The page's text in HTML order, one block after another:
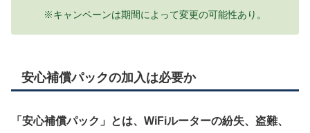
※キャンペーンは期間によって変更の可能性あり。
安心補償パックの加入は必要か
「安心補償パック」とは、WiFiルーターの紛失、盗難、